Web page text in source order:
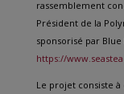
rassemblement
Président de la
sponsorisé par
https://
Le projet consiste